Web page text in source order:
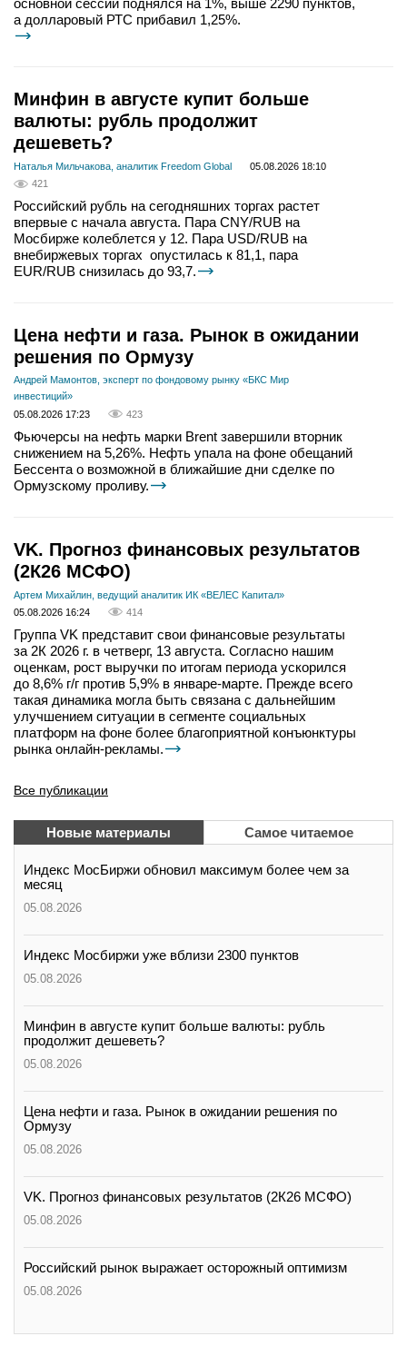
основной сессии поднялся на 1%, выше 2290 пунктов,
а долларовый РТС прибавил 1,25%.
Минфин в августе купит больше
валюты: рубль продолжит
дешеветь?
Наталья Мильчакова, аналитик Freedom Global
05.08.2026 18:10
421
Российский рубль на сегодняшних торгах растет
впервые с начала августа. Пара CNY/RUB на
Мосбирже колеблется у 12. Пара USD/RUB на
внебиржевых торгах опустилась к 81,1, пара
EUR/RUB снизилась до 93,7.
Цена нефти и газа. Рынок в ожидании
решения по Ормузу
Андрей Мамонтов, эксперт по фондовому рынку «БКС Мир
инвестиций»
05.08.2026 17:23
423
Фьючерсы на нефть марки Brent завершили вторник
снижением на 5,26%. Нефть упала на фоне обещаний
Бессента о возможной в ближайшие дни сделке по
Ормузскому проливу.
VK. Прогноз финансовых результатов
(2К26 МСФО)
Артем Михайлин, ведущий аналитик ИК «ВЕЛЕС Капитал»
05.08.2026 16:24
414
Группа VK представит свои финансовые результаты
за 2К 2026 г. в четверг, 13 августа. Согласно нашим
оценкам, рост выручки по итогам периода ускорился
до 8,6% г/г против 5,9% в январе-марте. Прежде всего
такая динамика могла быть связана с дальнейшим
улучшением ситуации в сегменте социальных
платформ на фоне более благоприятной конъюнктуры
рынка онлайн-рекламы.
Все публикации
Новые материалы Самое читаемое
Индекс МосБиржи обновил максимум более чем за
месяц
05.08.2026
Индекс Мосбиржи уже вблизи 2300 пунктов
05.08.2026
Минфин в августе купит больше валюты: рубль
продолжит дешеветь?
05.08.2026
Цена нефти и газа. Рынок в ожидании решения по
Ормузу
05.08.2026
VK. Прогноз финансовых результатов (2К26 МСФО)
05.08.2026
Российский рынок выражает осторожный оптимизм
05.08.2026